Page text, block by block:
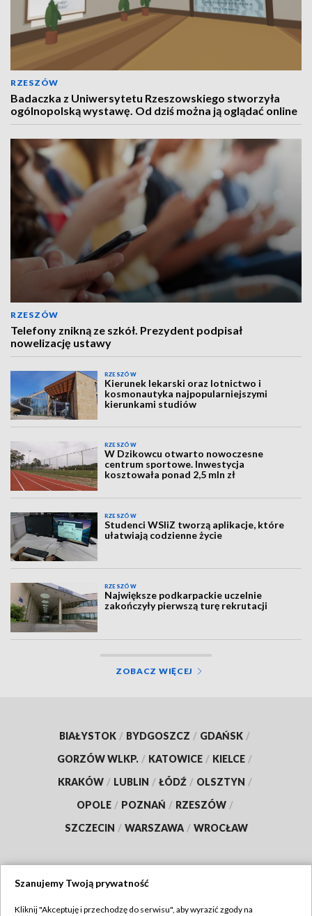
RZESZÓW
Badaczka z Uniwersytetu Rzeszowskiego stworzyła
ogólnopolską wystawę. Od dziś można ją oglądać online
RZESZÓW
Telefony znikną ze szkół. Prezydent podpisał
nowelizację ustawy
RZESZÓW
Kierunek lekarski oraz lotnictwo i
kosmonautyka najpopularniejszymi
kierunkami studiów
RZESZÓW
W Dzikowcu otwarto nowoczesne
centrum sportowe. Inwestycja
kosztowała ponad 2,5 mln zł
RZESZÓW
Studenci WSIiZ tworzą aplikacje, które
ułatwiają codzienne życie
RZESZÓW
Największe podkarpackie uczelnie
zakończyły pierwszą turę rekrutacji
ZOBACZ WIĘCEJ
BIAŁYSTOK / BYDGOSZCZ / GDAŃSK /
GORZÓW WLKP. / KATOWICE / KIELCE /
KRAKÓW / LUBLIN / ŁÓDŹ / OLSZTYN /
OPOLE / POZNAŃ / RZESZÓW /
SZCZECIN / WARSZAWA / WROCŁAW
Szanujemy Twoją prywatność
Kliknij "Akceptuję i przechodzę do serwisu", aby wyrazić zgody na